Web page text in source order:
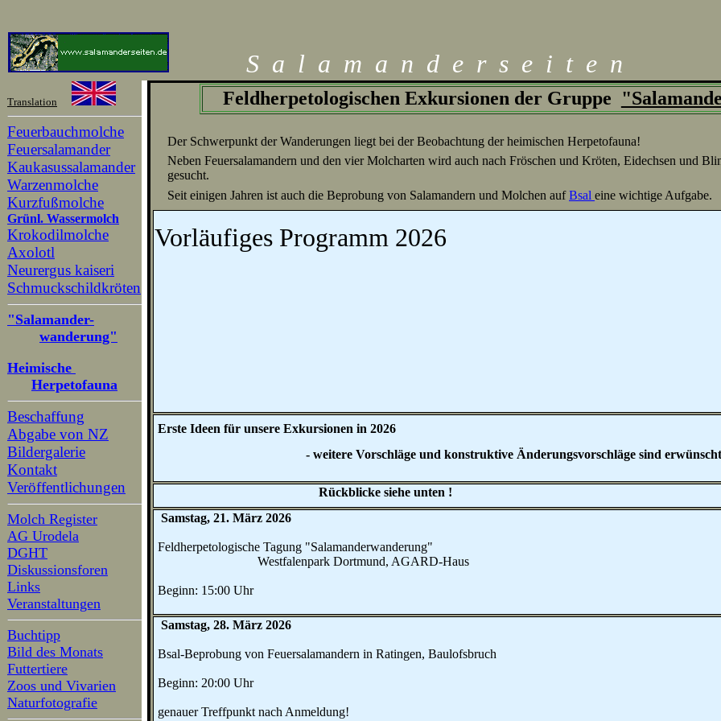
S a l a m a n d e r s e i t e n
Translation
Feuerbauchmolche
Feuersalamander
Kaukasussalamander
Warzenmolche
Kurzfußmolche
Grünl. Wassermolch
Krokodilmolche
Axolotl
Neurergus kaiseri
Schmuckschildkröten
"Salamander-
wanderung"
Heimische
Herpetofauna
Beschaffung
Abgabe von NZ
Bildergalerie
Kontakt
Veröffentlichungen
Molch Register
AG Urodela
DGHT
Diskussionsforen
Links
Veranstaltungen
Buchtipp
Bild des Monats
Futtertiere
Zoos und Vivarien
Naturfotografie
Feldherpetologischen Exkursionen der Gruppe
Der Schwerpunkt der Wanderungen liegt bei der Beobachtung der heimischen Herpetofauna!
Neben Feuersalamandern und den vier Molcharten wird auch nach Fröschen und Kröten, Eidechsen und
gesucht.
Seit einigen Jahren ist auch die Beprobung von Salamandern und Molchen aufBsal eine wichtige Aufgabe.
Vorläufiges Programm 2026
Erste Ideen für unsere Exkursionen in 2026
- weitere Vorschläge und konstruktive Änderungsvorschläge sind
Rückblicke siehe unten !
Samstag, 21. März 2026
Feldherpetologische Tagung "Salamanderwanderung"
Westfalenpark Dortmund, AGARD-Haus
Beginn: 15:00 Uhr
Samstag, 28. März 2026
Bsal-Beprobung von Feuersalamandern in Ratingen, Baulofsbruch
Beginn: 20:00 Uhr
genauer Treffpunkt nach Anmeldung!